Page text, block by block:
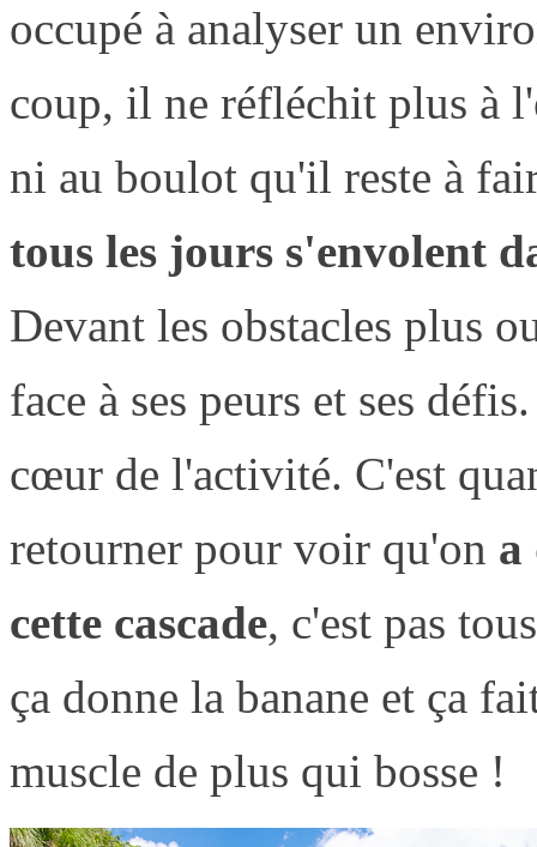
occupé à analyser un
coup, il ne réfléchit plus à
ni au boulot qu'il reste à
tous les jours s'envolent
Devant les obstacles plus
face à ses peurs et ses
cœur de l'activité. C'est
retourner pour voir qu'on a
cette cascade, c'est pas
ça donne la banane et ça
muscle de plus qui bosse !